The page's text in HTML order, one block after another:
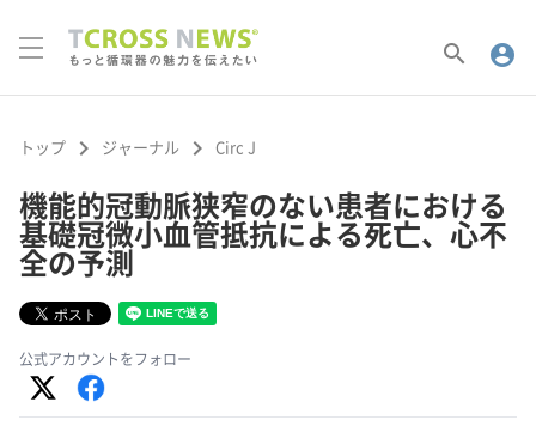
search account_circle
トップ keyboard_arrow_right ジャーナル keyboard_arrow_right Circ J
機能的冠動脈狭窄のない患者における
基礎冠微小血管抵抗による死亡、心不
全の予測
公式アカウントをフォロー